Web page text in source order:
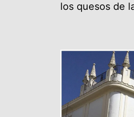
los quesos de